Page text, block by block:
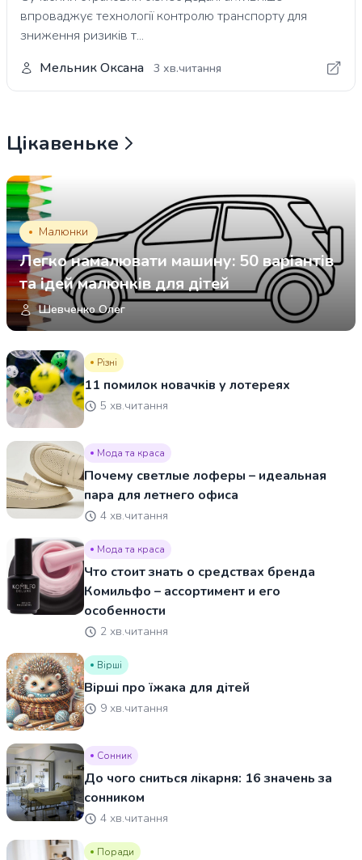
впроваджує технології контролю транспорту для
зниження ризиків т...
Мельник Оксана
3 хв.читання
Цікавеньке
Малюнки
Легко намалювати машину: 50 варіантів
та ідей малюнків для дітей
Шевченко Олег
Різні
11 помилок новачків у лотереях
5 хв.читання
Мода та краса
Почему светлые лоферы – идеальная
пара для летнего офиса
4 хв.читання
Мода та краса
Что стоит знать о средствах бренда
Комильфо – ассортимент и его
особенности
2 хв.читання
Вірші
Вірші про їжака для дітей
9 хв.читання
Сонник
До чого сниться лікарня: 16 значень за
сонником
4 хв.читання
Поради